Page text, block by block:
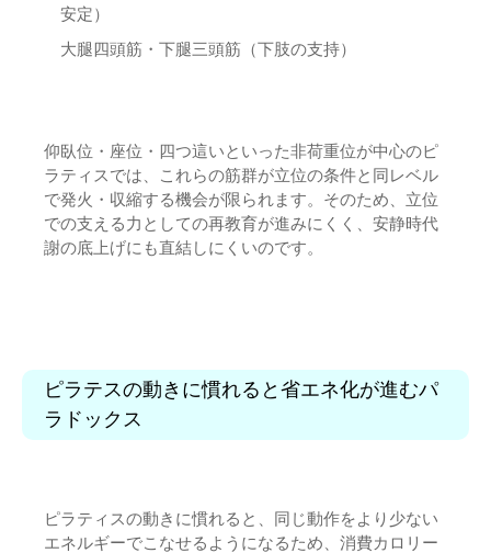
安定）
大腿四頭筋・下腿三頭筋（下肢の支持）
仰臥位・座位・四つ這いといった非荷重位が中心のピ
ラティスでは、これらの筋群が立位の条件と同レベル
で発火・収縮する機会が限られます。そのため、立位
での支える力としての再教育が進みにくく、安静時代
謝の底上げにも直結しにくいのです。
ピラテスの動きに慣れると省エネ化が進むパ
ラドックス
ピラティスの動きに慣れると、同じ動作をより少ない
エネルギーでこなせるようになるため、消費カロリー